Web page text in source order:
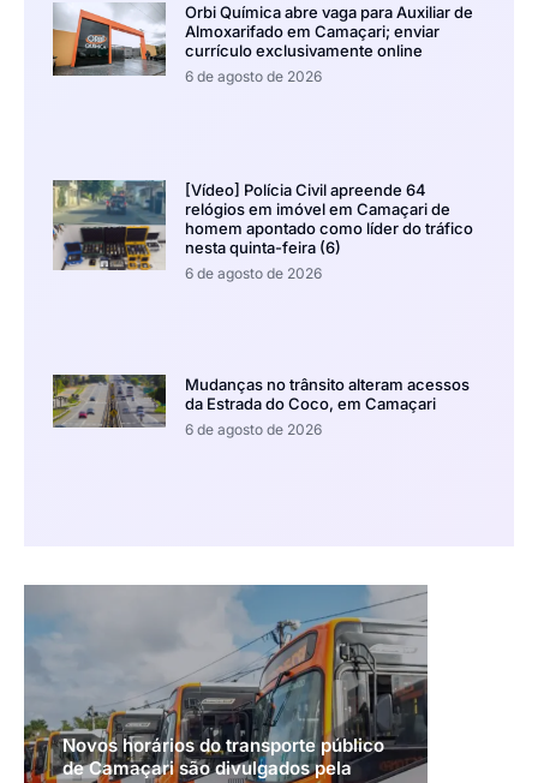
Orbi Química abre vaga para Auxiliar de
Almoxarifado em Camaçari; enviar
currículo exclusivamente online
6 de agosto de 2026
[Vídeo] Polícia Civil apreende 64
relógios em imóvel em Camaçari de
homem apontado como líder do tráfico
nesta quinta-feira (6)
6 de agosto de 2026
Mudanças no trânsito alteram acessos
da Estrada do Coco, em Camaçari
6 de agosto de 2026
Novos horários do transporte público
de Camaçari são divulgados pela